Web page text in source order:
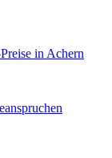
in Achern